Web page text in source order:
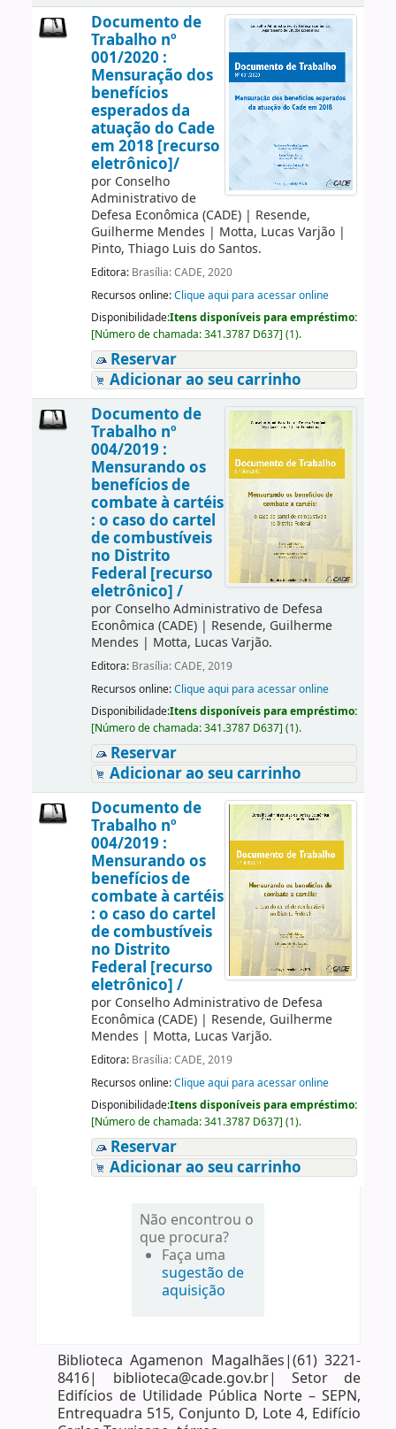
Documento de
Trabalho nº
001/2020 :
Mensuração dos
benefícios
esperados da
atuação do Cade
em 2018 [recurso
eletrônico]/
por Conselho
Administrativo de
Defesa Econômica (CADE)| Resende,
Guilherme Mendes | Motta, Lucas Varjão|
Pinto, Thiago Luis do Santos.
Editora: Brasília: CADE, 2020
Recursos online:Clique aqui para acessar online
Disponibilidade:Itens disponíveis para empréstimo:
[Número de chamada:341.3787 D637] (1).
Reservar
Adicionar ao seu carrinho
Documento de
Trabalho nº
004/2019 :
Mensurando os
benefícios de
combate à cartéis
: o caso do cartel
de combustíveis
no Distrito
Federal [recurso
eletrônico] /
por Conselho Administrativo de Defesa
Econômica (CADE)| Resende, Guilherme
Mendes | Motta, Lucas Varjão.
Editora: Brasília: CADE, 2019
Recursos online:Clique aqui para acessar online
Disponibilidade:Itens disponíveis para empréstimo:
[Número de chamada:341.3787 D637] (1).
Reservar
Adicionar ao seu carrinho
Documento de
Trabalho nº
004/2019 :
Mensurando os
benefícios de
combate à cartéis
: o caso do cartel
de combustíveis
no Distrito
Federal [recurso
eletrônico] /
por Conselho Administrativo de Defesa
Econômica (CADE)| Resende, Guilherme
Mendes | Motta, Lucas Varjão.
Editora: Brasília: CADE, 2019
Recursos online:Clique aqui para acessar online
Disponibilidade:Itens disponíveis para empréstimo:
[Número de chamada:341.3787 D637] (1).
Reservar
Adicionar ao seu carrinho
Não encontrou o
que procura?
Faça uma
sugestão de
aquisição
Biblioteca Agamenon Magalhães|(61) 3221-
8416| biblioteca@cade.gov.br| Setor de
Edifícios de Utilidade Pública Norte – SEPN,
Entrequadra 515, Conjunto D, Lote 4, Edifício